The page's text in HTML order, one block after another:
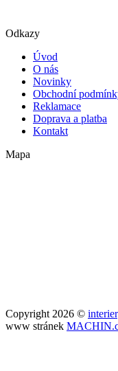
Odkazy
Úvod
O nás
Novinky
Obchodní
Reklamace
Doprava a platba
Kontakt
Mapa
Copyright 2026 ©
www stránek